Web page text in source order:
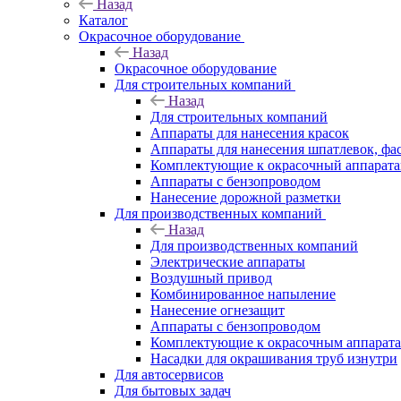
Назад
Каталог
Окрасочное оборудование
Назад
Окрасочное оборудование
Для строительных компаний
Назад
Для строительных компаний
Аппараты для нанесения красок
Аппараты для нанесения шпатлевок,
Комплектующие к окрасочный
Аппараты с бензопроводом
Нанесение дорожной разметки
Для производственных компаний
Назад
Для производственных компаний
Электрические аппараты
Воздушный привод
Комбинированное напыление
Нанесение огнезащит
Аппараты с бензопроводом
Комплектующие к окрасочным
Насадки для окрашивания труб изнутри
Для автосервисов
Для бытовых задач